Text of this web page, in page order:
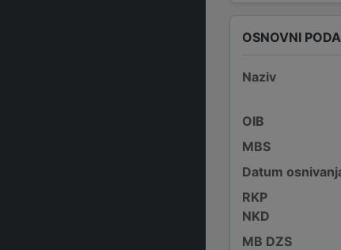
OSNOVNI
Naziv
OIB
MBS
Datum
RKP
NKD
MB DZS